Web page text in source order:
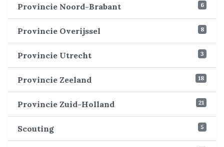
Provincie Noord-Brabant 6
Provincie Overijssel 8
Provincie Utrecht 3
Provincie Zeeland 18
Provincie Zuid-Holland 21
Scouting 5